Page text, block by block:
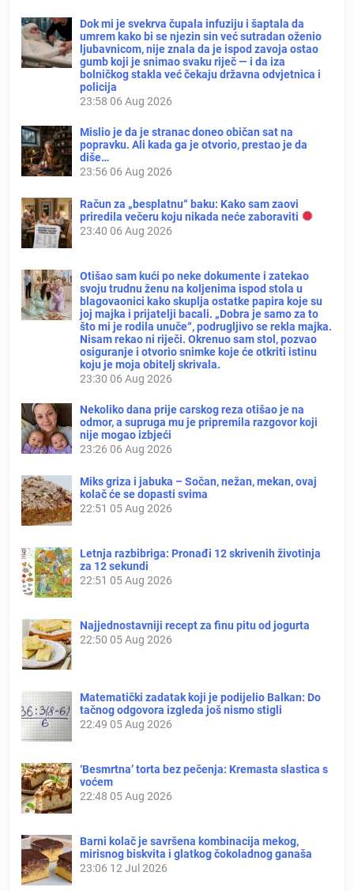
Dok mi je svekrva čupala infuziju i šaptala da
umrem kako bi se njezin sin već sutradan oženio
ljubavnicom, nije znala da je ispod zavoja ostao
gumb koji je snimao svaku riječ — i da iza
bolničkog stakla već čekaju državna odvjetnica i
policija
23:58 06 Aug 2026
Mislio je da je stranac doneo običan sat na
popravku. Ali kada ga je otvorio, prestao je da
diše…
23:56 06 Aug 2026
Račun za „besplatnu“ baku: Kako sam zaovi
priredila večeru koju nikada neće zaboraviti
23:40 06 Aug 2026
Otišao sam kući po neke dokumente i zatekao
svoju trudnu ženu na koljenima ispod stola u
blagovaonici kako skuplja ostatke papira koje su
joj majka i prijatelji bacali. „Dobra je samo za to
što mi je rodila unuče“, podrugljivo se rekla majka.
Nisam rekao ni riječi. Okrenuo sam stol, pozvao
osiguranje i otvorio snimke koje će otkriti istinu
koju je moja obitelj skrivala.
23:30 06 Aug 2026
Nekoliko dana prije carskog reza otišao je na
odmor, a supruga mu je pripremila razgovor koji
nije mogao izbjeći
23:26 06 Aug 2026
Miks griza i jabuka – Sočan, nežan, mekan, ovaj
kolač će se dopasti svima
22:51 05 Aug 2026
Letnja razbibriga: Pronađi 12 skrivenih životinja
za 12 sekundi
22:51 05 Aug 2026
Najjednostavniji recept za finu pitu od jogurta
22:50 05 Aug 2026
Matematički zadatak koji je podijelio Balkan: Do
tačnog odgovora izgleda još nismo stigli
22:49 05 Aug 2026
‘Besmrtna’ torta bez pečenja: Kremasta slastica s
voćem
22:48 05 Aug 2026
Barni kolač je savršena kombinacija mekog,
mirisnog biskvita i glatkog čokoladnog ganaša
23:06 12 Jul 2026